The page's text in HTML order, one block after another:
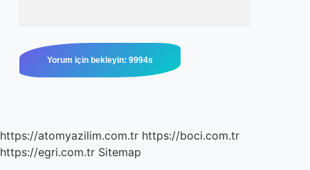
https://atomyazilim.com.tr https://boci.com.tr
https://egri.com.tr Sitemap